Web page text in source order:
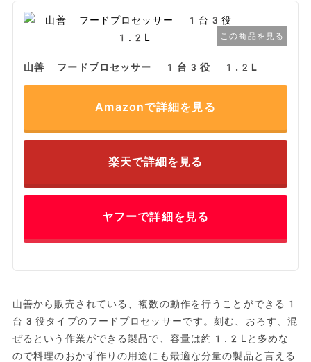
この商品を見る
山善 フードプロセッサー 1台3役 1.2L
Amazonで詳細を見る
楽天で詳細を見る
ヤフーで詳細を見る
山善から販売されている、複数の動作を行うことができる1
台3役タイプのフードプロセッサーです。刻む、おろす、混
ぜるという作業ができる製品で、容量は約1.2Lと多めな
ので料理のおかず作りの用途にも最適な分量の製品と言える